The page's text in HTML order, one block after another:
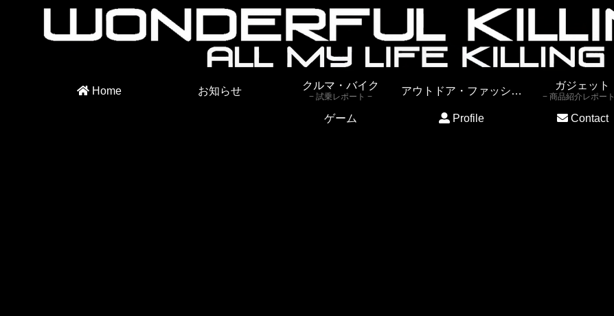
Home お知らせ
クルマ・バイク
試乗レポート
アウトドア・ファッション
ガジェット
商品紹介レポート
ゲーム
Profile Contact